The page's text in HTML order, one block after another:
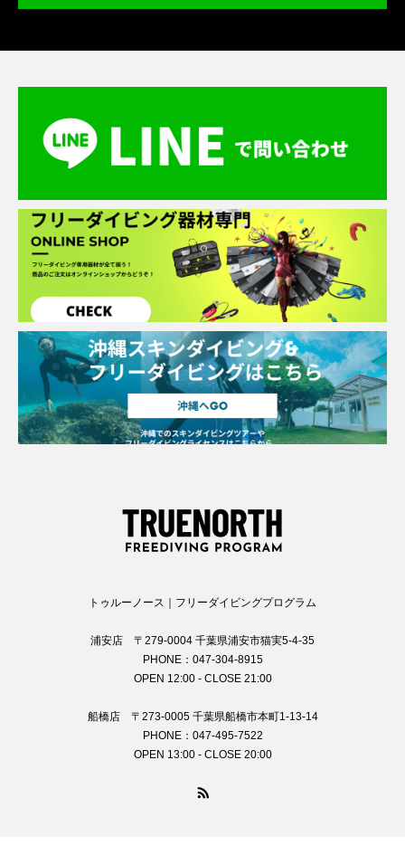
トゥルーノース｜フリーダイビングプログラム
浦安店 〒279-0004 千葉県浦安市猫実5-4-35
PHONE：047-304-8915
OPEN 12:00 - CLOSE 21:00
船橋店 〒273-0005 千葉県船橋市本町1-13-14
PHONE：047-495-7522
OPEN 13:00 - CLOSE 20:00